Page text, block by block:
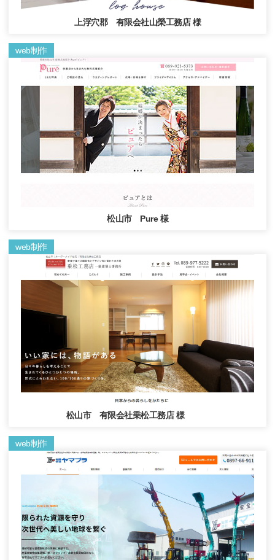
上浮穴郡 有限会社山榮工務店 様
web制作
松山市 Pure 様
web制作
松山市 有限会社乗松工務店 様
web制作